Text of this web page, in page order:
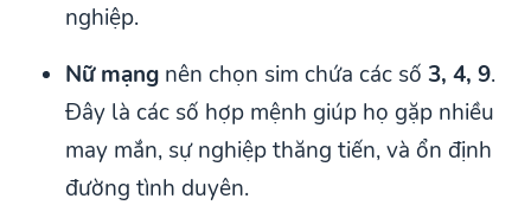
nghiệp.
Nữ mạng nên chọn sim chứa các số 3, 4, 9.
Đây là các số hợp mệnh giúp họ gặp nhiều
may mắn, sự nghiệp thăng tiến, và ổn định
đường tình duyên.